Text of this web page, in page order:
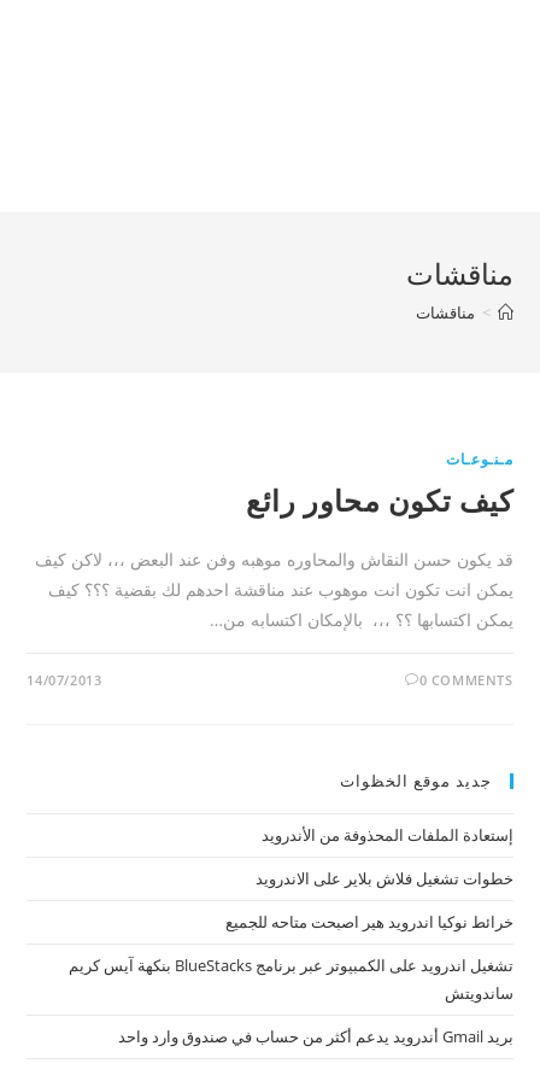
مناقشات
> مناقشات
مـنـوعـات
كيف تكون محاور رائع
قد يكون حسن النقاش والمحاوره موهبه وفن عند البعض ،،، لاكن كيف
يمكن انت تكون انت موهوب عند مناقشة احدهم لك بقضية ؟؟؟ كيف
يمكن اكتسابها ؟؟ ،،، بالإمكان اكتسابه من…
0 COMMENTS
14/07/2013
جديد موقع الخظوات
إستعادة الملفات المحذوفة من الأندرويد
خطوات تشغيل فلاش بلاير على الاندرويد
خرائط نوكيا اندرويد هير اصبحت متاحه للجميع
تشغيل اندرويد على الكمبيوتر عبر برنامج BlueStacks بنكهة آيس كريم
ساندويتش
بريد Gmail أندرويد يدعم أكثر من حساب في صندوق وارد واحد